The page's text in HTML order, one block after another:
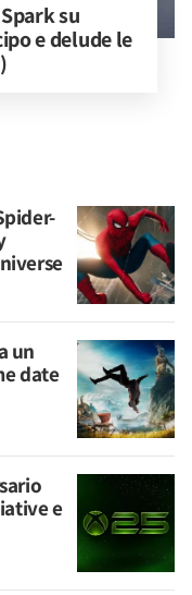
su
e delude le
un
date
e